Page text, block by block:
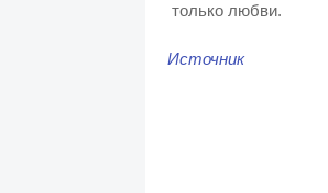
только любви.
Источник